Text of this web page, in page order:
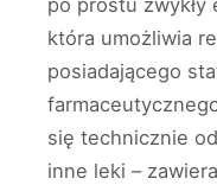
po prostu
która umożliwia
posiadającego
się technicznie
inne leki –